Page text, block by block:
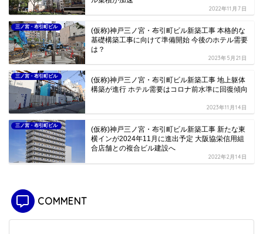
2022年11月7日
三ノ宮・布引町ビル
(仮称)神戸三ノ宮・布引町ビル新築工事 本格的な
基礎構築工事に向けて準備開始 今後のホテル需要
は？
2023年5月21日
三ノ宮・布引町ビル
(仮称)神戸三ノ宮・布引町ビル新築工事 地上躯体
構築が進行 ホテル需要はコロナ前水準に回復傾向
2023年11月14日
三ノ宮・布引町ビル
(仮称)神戸三ノ宮・布引町ビル新築工事 新たな東
横インが2024年11月に進出予定 大阪協栄信用組
合店舗との複合ビル建設へ
2022年2月14日
COMMENT